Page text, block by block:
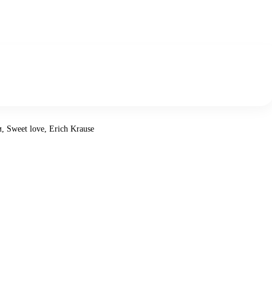
Sweet love, Erich Krause